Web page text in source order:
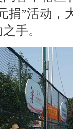
捐”活动，
手。